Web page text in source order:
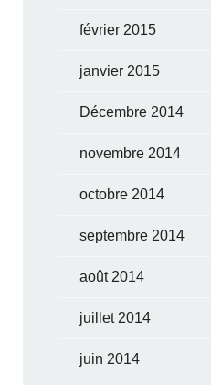
février 2015
janvier 2015
Décembre 2014
novembre 2014
octobre 2014
septembre 2014
août 2014
juillet 2014
juin 2014